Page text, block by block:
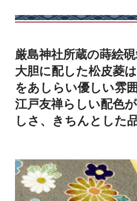
厳島神社所蔵の蒔絵
大胆に配した松皮菱
をあしらい優しい雰
江戸友禅らしい配色
しさ、きちんとした